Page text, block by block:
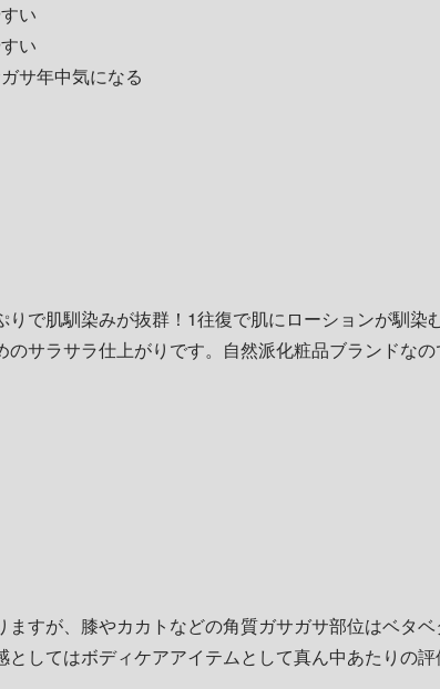
い
い
サ年中気になる
で肌馴染みが抜群！1往復で肌にローションが馴染
サラサラ仕上がりです。自然派化粧品ブランドな
すが、膝やカカトなどの角質ガサガサ部位はベタ
してはボディケアアイテムとして真ん中あたりの